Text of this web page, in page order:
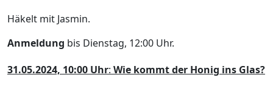
Häkelt mit Jasmin.
Anmeldung bis Dienstag, 12:00 Uhr.
31.05.2024, 10:00 Uhr: Wie kommt der Honig ins Glas?